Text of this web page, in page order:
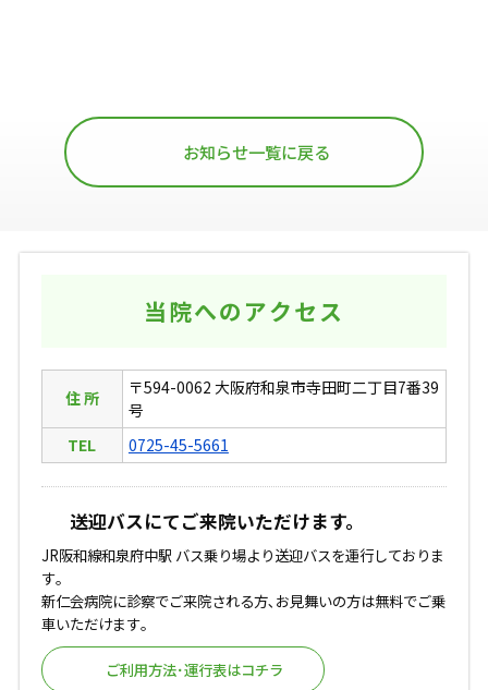
お知らせ一覧に戻る
当院へのアクセス
住 所
〒594-0062 大阪府和泉市寺田町二丁目7番39
号
TEL
0725-45-5661
送迎バスにてご来院いただけます。
JR阪和線和泉府中駅 バス乗り場より送迎バスを運行しておりま
す｡
新仁会病院に診察でご来院される方､お見舞いの方は無料でご乗
車いただけます｡
ご利用方法･運行表はコチラ